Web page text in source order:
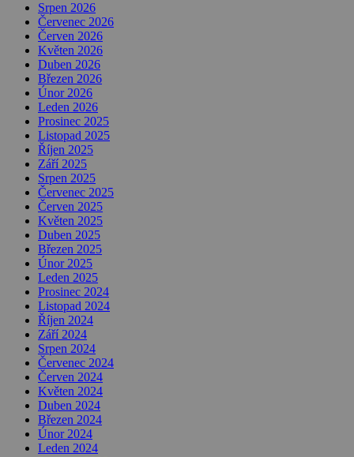
Srpen 2026
Červenec 2026
Červen 2026
Květen 2026
Duben 2026
Březen 2026
Únor 2026
Leden 2026
Prosinec 2025
Listopad 2025
Říjen 2025
Září 2025
Srpen 2025
Červenec 2025
Červen 2025
Květen 2025
Duben 2025
Březen 2025
Únor 2025
Leden 2025
Prosinec 2024
Listopad 2024
Říjen 2024
Září 2024
Srpen 2024
Červenec 2024
Červen 2024
Květen 2024
Duben 2024
Březen 2024
Únor 2024
Leden 2024